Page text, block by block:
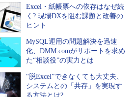
Excel・紙帳票への依存はなぜ続
く? 現場DXを阻む課題と改善の
ヒント
MySQL運用の問題解決を迅速
化、DMM.comがサポートを求め
た“相談役”の実力とは
“脱Excel”できなくても大丈夫、
システムとの「共存」を実現す
る方法とは?